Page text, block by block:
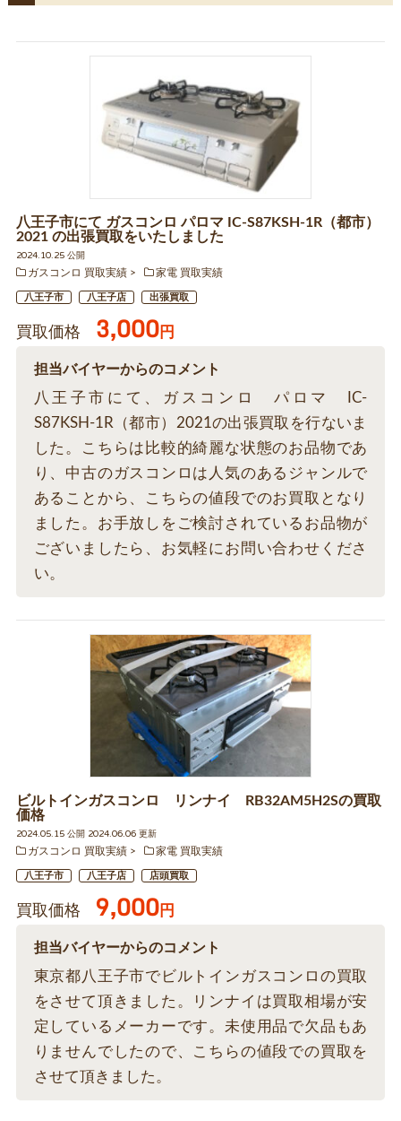
八王子市にて ガスコンロ パロマ IC-S87KSH-1R（都市）
2021 の出張買取をいたしました
2024.10.25 公開
ガスコンロ 買取実績
家電 買取実績
八王子市 八王子店 出張買取
買取価格 3,000円
担当バイヤーからのコメント
八王子市にて、ガスコンロ パロマ IC-
S87KSH-1R（都市）2021の出張買取を行ないま
した。こちらは比較的綺麗な状態のお品物であ
り、中古のガスコンロは人気のあるジャンルで
あることから、こちらの値段でのお買取となり
ました。お手放しをご検討されているお品物が
ございましたら、お気軽にお問い合わせくださ
い。
ビルトインガスコンロ リンナイ RB32AM5H2Sの買取
価格
2024.05.15 公開 2024.06.06 更新
ガスコンロ 買取実績
家電 買取実績
八王子市 八王子店 店頭買取
買取価格 9,000円
担当バイヤーからのコメント
東京都八王子市でビルトインガスコンロの買取
をさせて頂きました。リンナイは買取相場が安
定しているメーカーです。未使用品で欠品もあ
りませんでしたので、こちらの値段での買取を
させて頂きました。